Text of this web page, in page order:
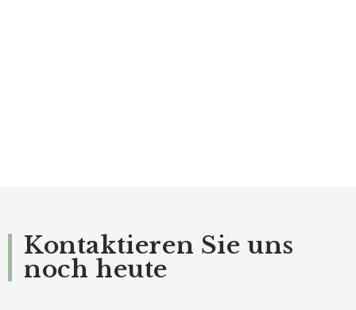
Kontaktieren Sie uns
noch heute